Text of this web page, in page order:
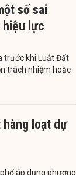
số sai
hiệu lực
trước khi Luật Đất
trách nhiệm hoặc
loạt dự
áp dụng phương